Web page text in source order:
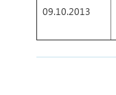
09.10.2013